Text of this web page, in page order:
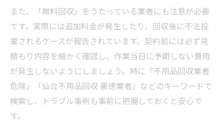
悪質な手口から身を守る回収依頼の注意点
不用品回収で悪質業者を避けるための心得
不用品回収業者の危険な手口と見抜き方
契約書や見積書で守る不用品回収依頼
追加請求トラブルを防ぐ不用品回収ポイン
ト
不用品回収で即決を迫られたときの対処法
また、「無料回収」をうたっている業者にも注意が必要
です。実際には追加料金が発生したり、回収後に不法投
棄されるケースが報告されています。契約前には必ず見
積もり内容を細かく確認し、作業当日に予期しない費用
が発生しないようにしましょう。特に「不用品回収業者
危険」「仙台不用品回収 悪徳業者」などのキーワードで
検索し、トラブル事例も事前に把握しておくと安心で
す。